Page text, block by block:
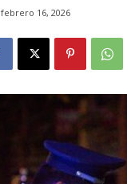
febrero 16, 2026